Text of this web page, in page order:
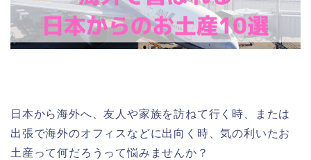
日本から海外へ、友人や家族を訪ねて行く時、または
出張で海外のオフィスなどに出向く時、気の利いたお
土産って何だろうって悩みませんか？